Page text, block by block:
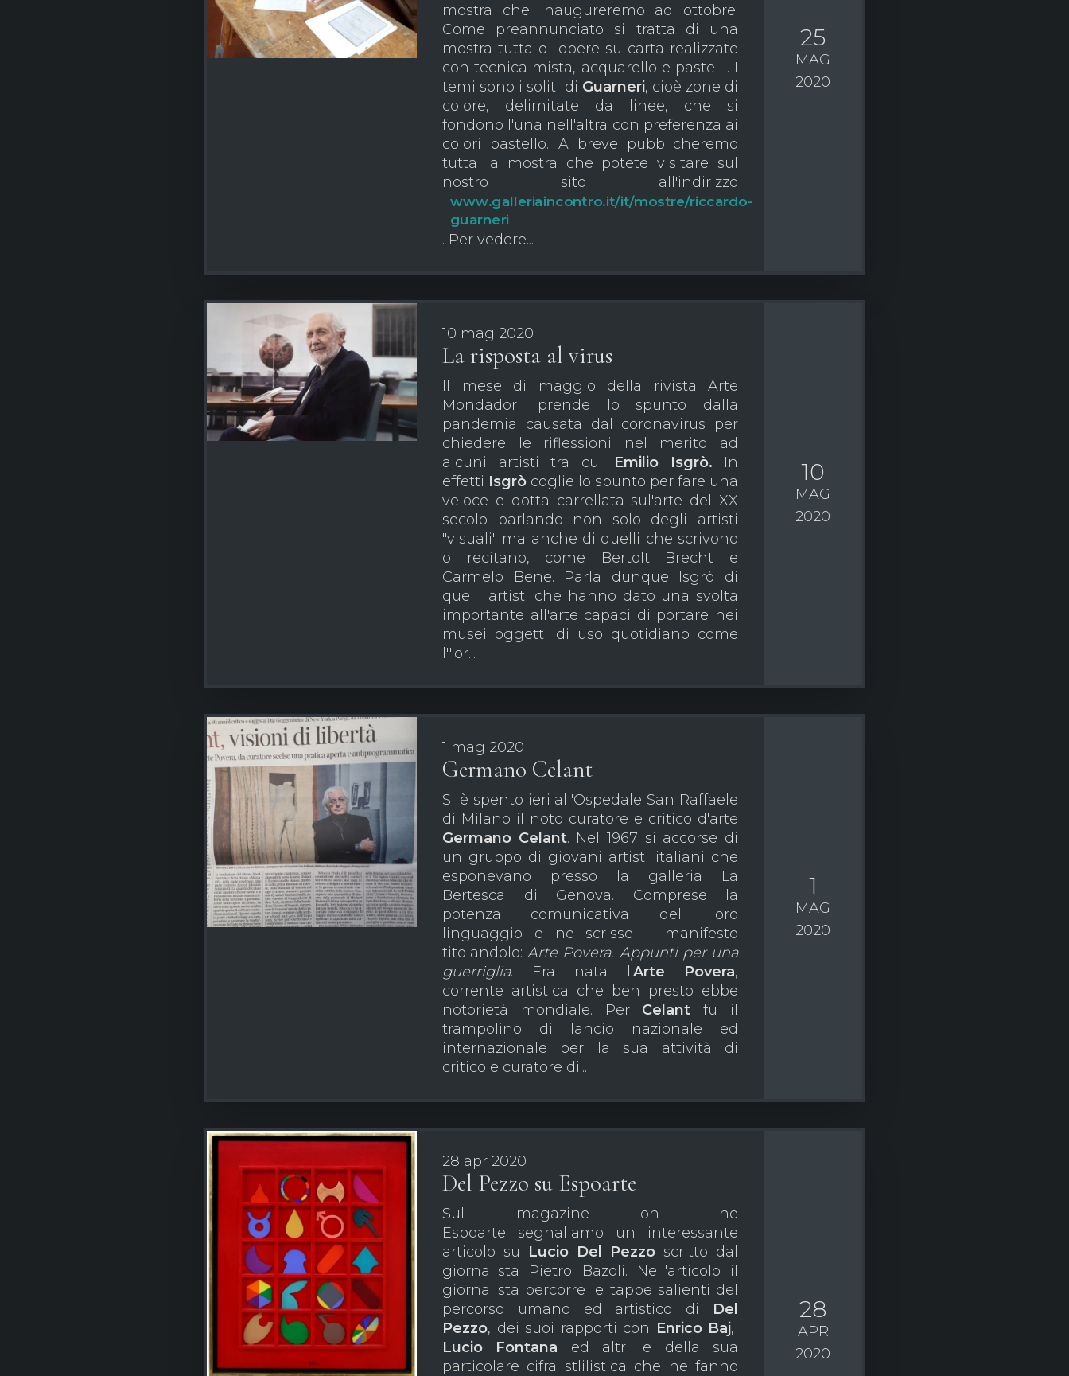
mostra che inaugureremo ad ottobre.
Come preannunciato si tratta di una
mostra tutta di opere su carta realizzate
con tecnica mista, acquarello e pastelli. I
temi sono i soliti di Guarneri, cioè zone di
colore, delimitate da linee, che si
fondono l'una nell'altra con preferenza ai
colori pastello. A breve pubblicheremo
tutta la mostra che potete visitare sul
nostro sito all'indirizzo
www.galleriaincontro.it/it/mostre/riccardo-
guarneri
. Per vedere...
25
MAG
2020
10 mag 2020
La risposta al virus
Il mese di maggio della rivista Arte
Mondadori prende lo spunto dalla
pandemia causata dal coronavirus per
chiedere le riflessioni nel merito ad
alcuni artisti tra cui Emilio Isgrò. In
effetti Isgrò coglie lo spunto per fare una
veloce e dotta carrellata sul'arte del XX
secolo parlando non solo degli artisti
"visuali" ma anche di quelli che scrivono
o recitano, come Bertolt Brecht e
Carmelo Bene. Parla dunque Isgrò di
quelli artisti che hanno dato una svolta
importante all'arte capaci di portare nei
musei oggetti di uso quotidiano come
l'"or...
10
MAG
2020
1 mag 2020
Germano Celant
Si è spento ieri all'Ospedale San Raffaele
di Milano il noto curatore e critico d'arte
Germano Celant. Nel 1967 si accorse di
un gruppo di giovani artisti italiani che
esponevano presso la galleria La
Bertesca di Genova. Comprese la
potenza comunicativa del loro
linguaggio e ne scrisse il manifesto
titolandolo:Arte Povera. Appunti per una
guerriglia. Era nata l'Arte Povera,
corrente artistica che ben presto ebbe
notorietà mondiale. Per Celantfu il
trampolino di lancio nazionale ed
internazionale per la sua attività di
critico e curatore di...
1
MAG
2020
28 apr 2020
Del Pezzo su Espoarte
Sul magazine on line
Espoarte segnaliamo un interessante
articolo su Lucio Del Pezzo scritto dal
giornalista Pietro Bazoli. Nell'articolo il
giornalista percorre le tappe salienti del
percorso umano ed artistico di Del
Pezzo, dei suoi rapporti con Enrico Baj,
Lucio Fontana ed altri e della sua
particolare cifra stlilistica che ne fanno
28
APR
2020